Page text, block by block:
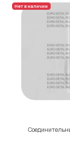
Нет в наличии